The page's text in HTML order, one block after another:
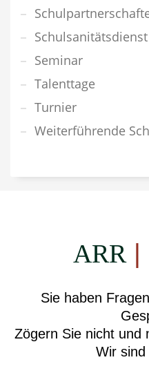
Schulsanitätsdienst
Seminar
Talenttage
Turnier
Weiterführende
ARR
Sie haben
Zögern Sie nicht und
Wir